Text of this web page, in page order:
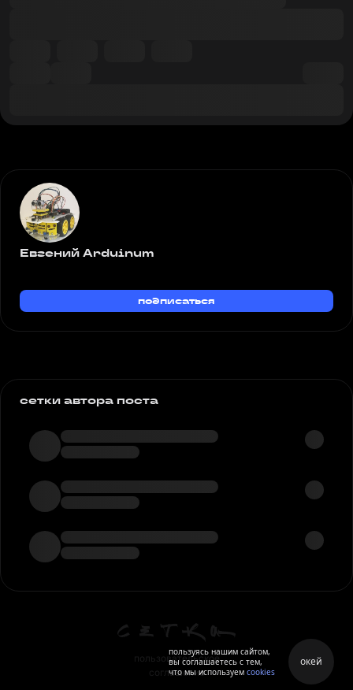
Евгений Arduinum
подписаться
сетки автора поста
пользовательское
соглашение
пользуясь нашим сайтом,
вы соглашаетесь с тем,
что мы используем cookies
окей